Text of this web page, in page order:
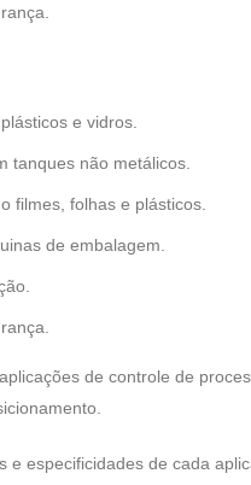
e vidros.
tanques não metálicos.
filmes, folhas e plásticos.
de embalagem.
de controle de
especificidades de cada